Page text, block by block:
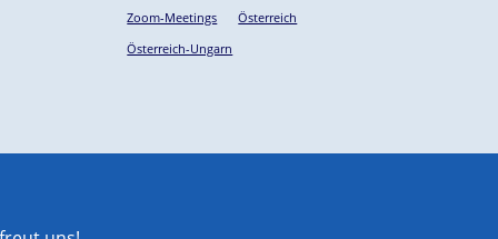
Zoom-Meetings
Österreich
Österreich-Ungarn